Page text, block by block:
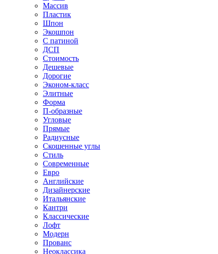
Массив
Пластик
Шпон
Экошпон
С патиной
ДСП
Стоимость
Дешевые
Дорогие
Эконом-класс
Элитные
Форма
П-образные
Угловые
Прямые
Радиусные
Скошенные углы
Стиль
Современные
Евро
Английские
Дизайнерские
Итальянские
Кантри
Классические
Лофт
Модерн
Прованс
Неоклассика